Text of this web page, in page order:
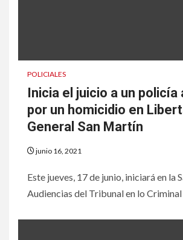
POLICIALES
Inicia el juicio a un policía
por un homicidio en
General San Martín
junio 16, 2021
Este jueves, 17 de junio, iniciará en la
Audiencias del Tribunal en lo Criminal